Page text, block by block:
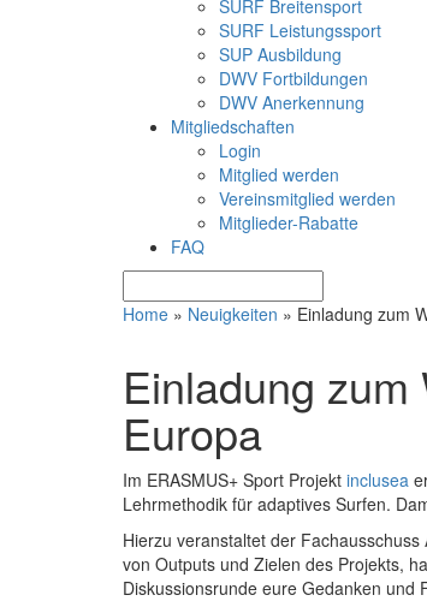
SURF Breitensport
SURF Leistungssport
SUP Ausbildung
DWV Fortbildungen
DWV Anerkennung
Mitgliedschaften
Login
Mitglied werden
Vereinsmitglied werden
Mitglieder-Rabatte
FAQ
Home » Neuigkeiten » Einladung zum
Einladung
Europa
Im ERASMUS+ Sport Projekt inclusea
Lehrmethodik für adaptives Surfen.
Hierzu veranstaltet der
von Outputs und Zielen des Projekts,
Diskussionsrunde eure Gedanken und